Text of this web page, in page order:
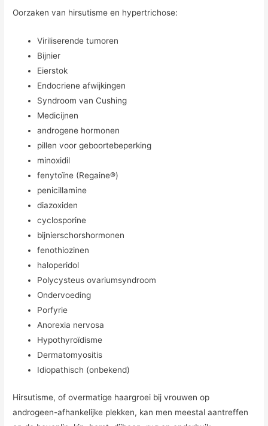
Oorzaken van hirsutisme en hypertrichose:
Viriliserende tumoren
Bijnier
Eierstok
Endocriene afwijkingen
Syndroom van Cushing
Medicijnen
androgene hormonen
pillen voor geboortebeperking
minoxidil
fenytoïne (Regaine®)
penicillamine
diazoxiden
cyclosporine
bijnierschorshormonen
fenothiozinen
haloperidol
Polycysteus ovariumsyndroom
Ondervoeding
Porfyrie
Anorexia nervosa
Hypothyroïdisme
Dermatomyositis
Idiopathisch (onbekend)
Hirsutisme, of overmatige haargroei bij vrouwen op
androgeen-afhankelijke plekken, kan men meestal aantreffen